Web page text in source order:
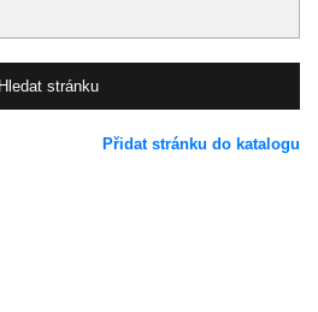
Přidat stránku do katalogu